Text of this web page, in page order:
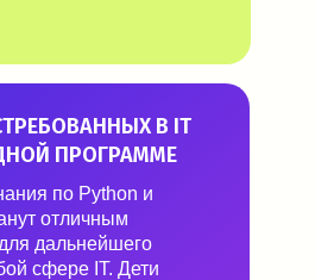
В IT
ПРОГРАММЕ
по Python и
отличным
дальнейшего
сфере IT. Дети